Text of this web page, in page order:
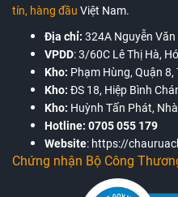
tín, hàng đầu Việt Nam.
Địa chỉ: 324A Nguyễn Văn
VPDD:3/60C Lê Thị Hà,
Kho: Phạm Hùng, Quận 8,
Kho: ĐS 18, Hiệp Bình
Kho: Huỳnh Tấn Phát, Nhà
Hotline: 0705 055 179
Website: https://
Chứng nhận Bộ Công